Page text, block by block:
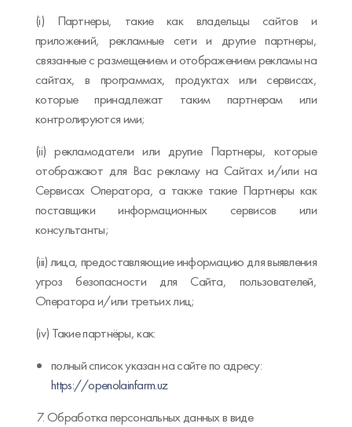
(i) Партнеры, такие как владельцы сайтов и
приложений, рекламные сети и другие партнеры,
связанные с размещением и отображением рекламы на
сайтах, в программах, продуктах или сервисах,
которые принадлежат таким партнерам или
контролируются ими;
(ii) рекламодатели или другие Партнеры, которые
отображают для Вас рекламу на Сайтах и/или на
Сервисах Оператора, а также такие Партнеры как
поставщики информационных сервисов или
консультанты;
(iii) лица, предоставляющие информацию для выявления
угроз безопасности для Сайта, пользователей,
Оператора и/или третьих лиц;
(iv) Такие партнёры, как:
полный список указан на сайте по адресу:
https://openolainfarm.uz
Обработка персональных данных в виде